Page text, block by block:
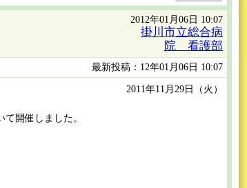
2012年01月06日 10:07
掛川市立総合病
院 看護部
最新投稿：12年01月06日 10:07
2011年11月29日（火）
開催しました。